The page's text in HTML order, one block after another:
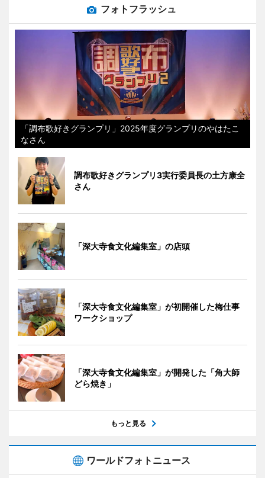
フォトフラッシュ
「調布歌好きグランプリ」2025年度グランプリのやはたこ
なさん
調布歌好きグランプリ3実行委員長の土方康全
さん
「深大寺食文化編集室」の店頭
「深大寺食文化編集室」が初開催した梅仕事
ワークショップ
「深大寺食文化編集室」が開発した「角大師
どら焼き」
もっと見る
ワールドフォトニュース